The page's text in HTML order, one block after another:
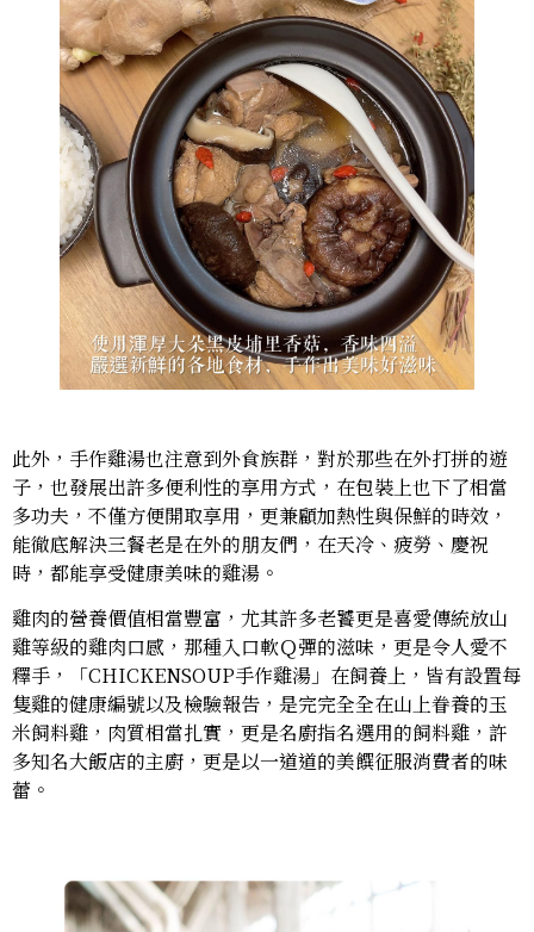
此外，手作雞湯也注意到外食族群，對於那些在外打拼的遊
子，也發展出許多便利性的享用方式，在包裝上也下了相當
多功夫，不僅方便開取享用，更兼顧加熱性與保鮮的時效，
能徹底解決三餐老是在外的朋友們，在天冷、疲勞、慶祝
時，都能享受健康美味的雞湯。
雞肉的營養價值相當豐富，尤其許多老饕更是喜愛傳統放山
雞等級的雞肉口感，那種入口軟Ｑ彈的滋味，更是令人愛不
釋手，「CHICKENSOUP手作雞湯」在飼養上，皆有設置每
隻雞的健康編號以及檢驗報告，是完完全全在山上眷養的玉
米飼料雞，肉質相當扎實，更是名廚指名選用的飼料雞，許
多知名大飯店的主廚，更是以一道道的美饌征服消費者的味
蕾。